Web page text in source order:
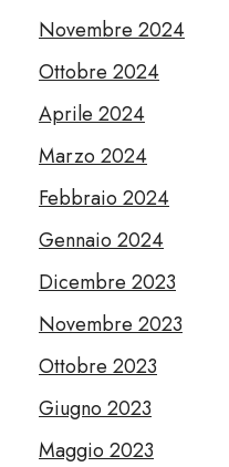
Novembre 2024
Ottobre 2024
Aprile 2024
Marzo 2024
Febbraio 2024
Gennaio 2024
Dicembre 2023
Novembre 2023
Ottobre 2023
Giugno 2023
Maggio 2023